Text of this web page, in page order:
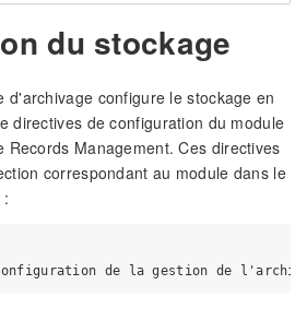
du stockage
d'archivage configure le stockage en
directives de configuration du module
Records Management. Ces directives
correspondant au module dans le